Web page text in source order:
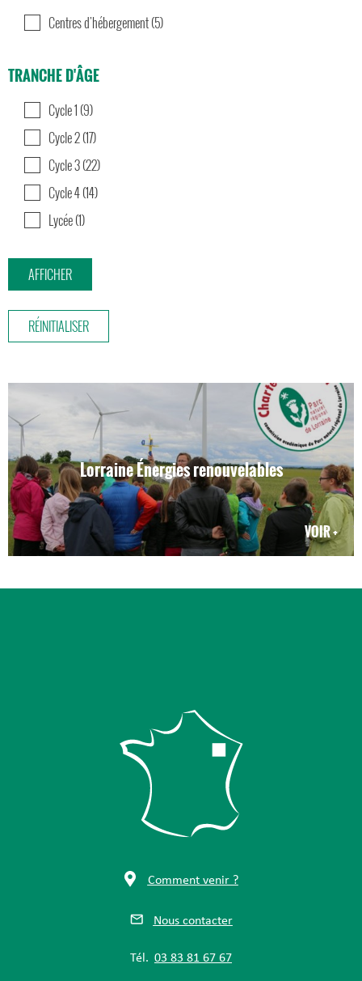
Centres d'hébergement (5)
TRANCHE D'ÂGE
Cycle 1 (9)
Cycle 2 (17)
Cycle 3 (22)
Cycle 4 (14)
Lycée (1)
RÉINITIALISER
Lorraine Énergies renouvelables
VOIR +
Comment venir ?
Nous contacter
Tél. 03 83 81 67 67